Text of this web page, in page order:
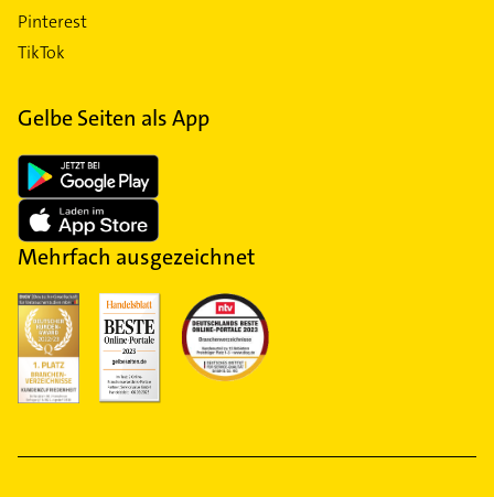
Pinterest
TikTok
Gelbe Seiten als App
Mehrfach ausgezeichnet